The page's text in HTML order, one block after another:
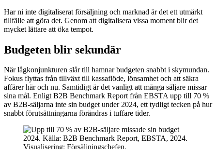
Har ni inte digitaliserat försäljning och marknad är det ett utmärkt
tillfälle att göra det. Genom att digitalisera vissa moment blir det
mycket lättare att öka tempot.
Budgeten blir sekundär
När lågkonjunkturen slår till hamnar budgeten snabbt i skymundan.
Fokus flyttas från tillväxt till kassaflöde, lönsamhet och att säkra
affärer här och nu. Samtidigt är det vanligt att många säljare missar
sina mål. Enligt B2B Benchmark Report från EBSTA upp till 70 %
av B2B-säljarna inte sin budget under 2024, ett tydligt tecken på hur
snabbt förutsättningarna förändras i tuffare tider.